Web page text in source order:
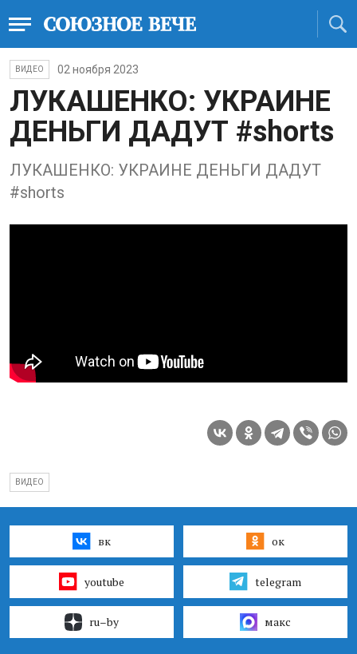
ВИДЕО 02 ноября 2023
ЛУКАШЕНКО: УКРАИНЕ
ДЕНЬГИ ДАДУТ #shorts
ЛУКАШЕНКО: УКРАИНЕ ДЕНЬГИ ДАДУТ
#shorts
ВИДЕО
вк ок
youtube telegram
ru–by макс